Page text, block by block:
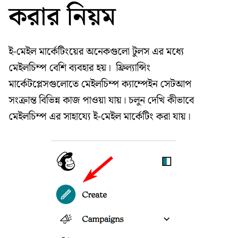
করার নিয়ম
ই-মেইল মার্কেটিংয়ের অনেকগুলো টুলস এর মধ্যে
মেইলচিম্প বেশি ব্যবহার হয়। ফ্রিল্যান্সিং
মার্কেটপ্লেসগুলোতে মেইলচিম্প ক্যাম্পেইন সেটআপ
সংক্রান্ত বিভিন্ন কাজ পাওয়া যায়। চলুন দেখি কীভাবে
মেইলচিম্প এর সাহায্যে ই-মেইল মার্কেটিং করা যায়।